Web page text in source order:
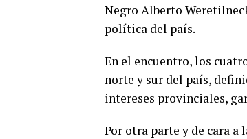
Negro Alberto
política del país.
En el encuentro, los
norte y sur del país,
intereses provinciales,
Por otra parte y de cara